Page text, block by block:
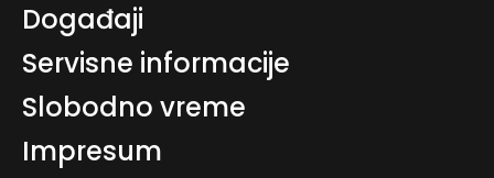
Događaji
Servisne informacije
Slobodno vreme
Impresum